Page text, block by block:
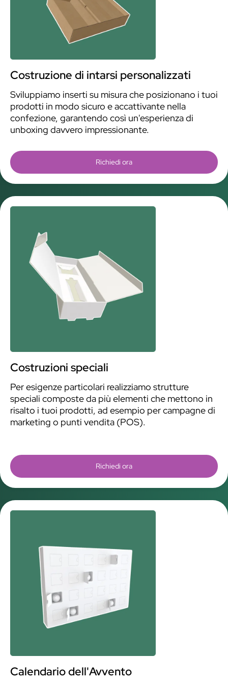
Costruzione di intarsi personalizzati
Sviluppiamo inserti su misura che posizionano i tuoi
prodotti in modo sicuro e accattivante nella
confezione, garantendo così un'esperienza di
unboxing davvero impressionante.
Richiedi ora
Costruzioni speciali
Per esigenze particolari realizziamo strutture
speciali composte da più elementi che mettono in
risalto i tuoi prodotti, ad esempio per campagne di
marketing o punti vendita (POS).
Richiedi ora
Calendario dell'Avvento